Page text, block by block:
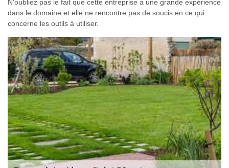
N'oubliez pas le fait que cette entreprise a une grande expérience
dans le domaine et elle ne rencontre pas de soucis en ce qui
concerne les outils à utiliser.